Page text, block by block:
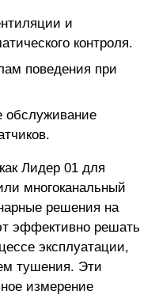
и
контроля.
поведения при
обслуживание
Лидер 01 для
многоканальный
решения на
эффективно решать
эксплуатации,
тушения. Эти
измерение